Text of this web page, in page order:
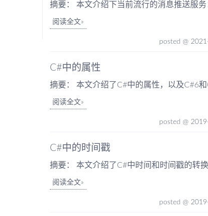
摘要： 本文介绍下当前流行的消息推送服
阅读全文
posted @
C#中的属性
摘要： 本文介绍了C#中的属性，以及C#6
阅读全文
posted @
C#中的时间戳
摘要： 本文介绍了C#中时间和时间戳的转
阅读全文
posted @